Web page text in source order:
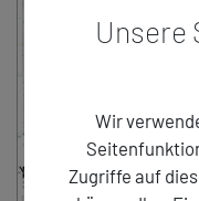
Unsere
Wir
Zugriffe auf